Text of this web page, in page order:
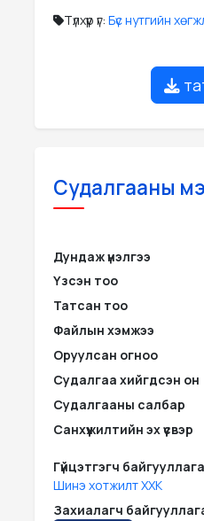
Түлхүүр үг: Бүс нутгийн
Судалгааны
Дундаж үнэлгээ
Үзсэн тоо
Татсан тоо
Файлын хэмжээ
Оруулсан огноо
Судалгаа хийгдсэн он
Судалгааны салбар
Санхүүжилтийн эх үүсвэр
Гүйцэтгэгч байгууллага
Шинэ хотжилт ХХК
Захиалагч